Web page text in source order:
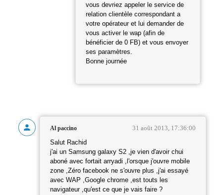
vous devriez appeler le service de
relation clientèle correspondant a
votre opérateur et lui demander de
vous activer le wap (afin de
bénéficier de 0 FB) et vous envoyer
ses paramètres.
Bonne journée
Al paccino 31 août 2013, 17:36:00
Salut Rachid
j'ai un Samsung galaxy S2 ,je vien d'avoir chui
aboné avec fortait arryadi ,l'orsque j'ouvre mobile
zone ,Zéro facebook ne s'ouvre plus ,j'ai essayé
avec WAP ,Google chrome ,est touts les
navigateur ,qu'est ce que je vais faire ?